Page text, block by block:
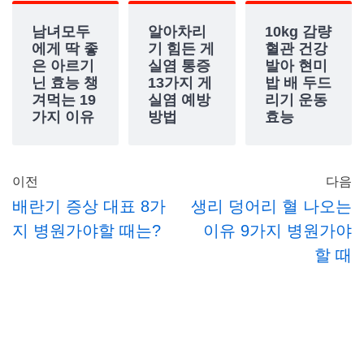
남녀모두
에게 딱 좋
은 아르기
닌 효능 챙
겨먹는 19
가지 이유
알아차리
기 힘든 게
실염 통증
13가지 게
실염 예방
방법
10kg 감량
혈관 건강
발아 현미
밥 배 두드
리기 운동
효능
이전
배란기 증상 대표 8가
지 병원가야할 때는?
다음
생리 덩어리 혈 나오는
이유 9가지 병원가야
할 때